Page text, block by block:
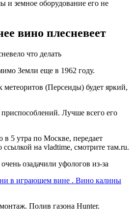
и земное оборудование его не
вино плесневеет
Земли еще в 1962 году.
метеоритов (Персеиды) будет яркий,
Лучше всего его
в 5 утра по Москве, передает
на vladtime, смотрите там.ru.
озадачили уфологов из-за
в играющем вине . Вино калины
Полив газона Hunter.